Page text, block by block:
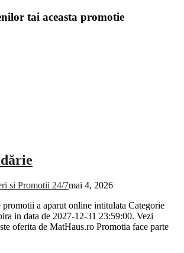
tai aceasta promotie
si Promotii 24/7mai 4, 2026
promotii a aparut online intitulata Categorie
in data de 2027-12-31 23:59:00. Vezi
oferita de MatHaus.ro Promotia face parte